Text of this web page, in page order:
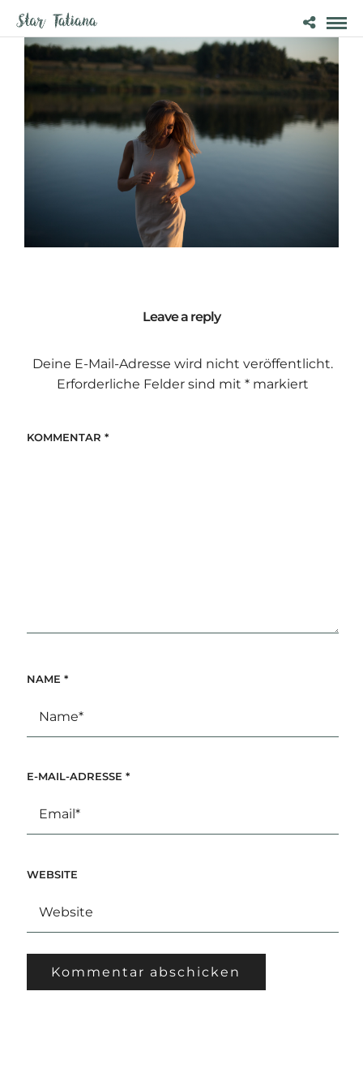
Leave a reply
Deine E-Mail-Adresse wird nicht veröffentlicht.
Erforderliche Felder sind mit *markiert
KOMMENTAR *
NAME *
E-MAIL-ADRESSE *
WEBSITE